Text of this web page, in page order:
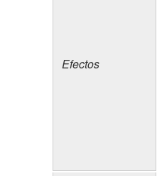
Efectos